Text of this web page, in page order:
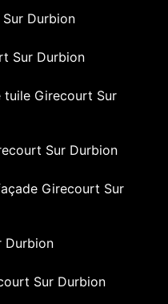
Durbion
Sur Durbion
tuile Girecourt Sur
Sur Durbion
Girecourt Sur
Durbion
Sur Durbion